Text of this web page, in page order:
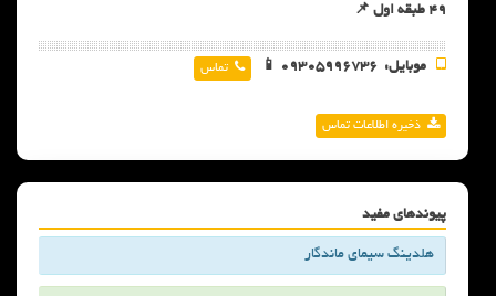
49 طبقه اول 📌
موبایل: تماس
ذخیره اطلاعات تماس
پیوندهای مفید
هلدینگ سیمای ماندگار